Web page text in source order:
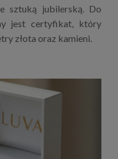
sztuką jubilerską. Do
jest certyfikat, który
złota oraz kamieni.